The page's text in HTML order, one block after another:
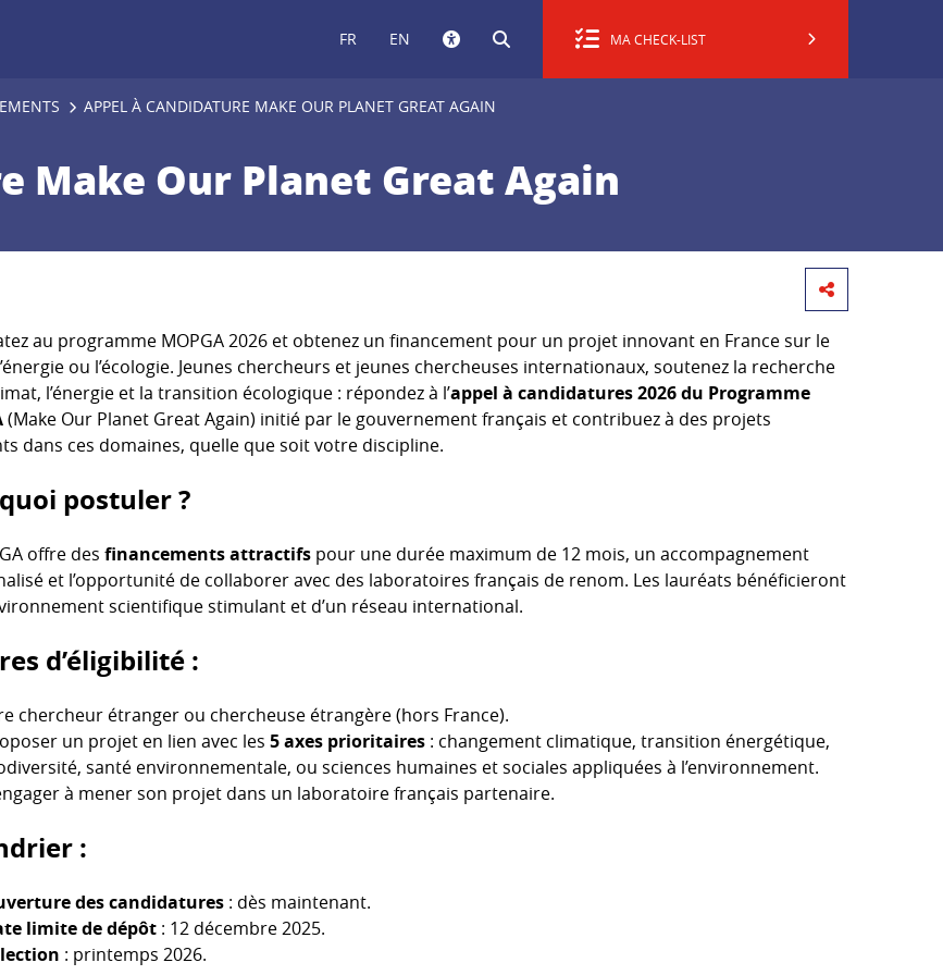
FR EN MA CHECK-LIST
APPEL À CANDIDATURE MAKE OUR PLANET GREAT AGAIN
Make Our Planet Great Again
au programme MOPGA 2026 et obtenez un financement pour un projet innovant en France sur le
ou l’écologie. Jeunes chercheurs et jeunes chercheuses internationaux, soutenez la recherche
l’énergie et la transition écologique : répondez à l’appel à candidatures 2026 du Programme
(Make Our Planet Great Again) initié par le gouvernement français et contribuez à des projets
dans ces domaines, quelle que soit votre discipline.
postuler ?
offre desfinancements attractifs pour une durée maximum de 12 mois, un accompagnement
et l’opportunité de collaborer avec des laboratoires français de renom. Les lauréats bénéficieront
scientifique stimulant et d’un réseau international.
d’éligibilité :
chercheur étranger ou chercheuse étrangère (hors France).
un projet en lien avec les5 axes prioritaires : changement climatique, transition énergétique,
santé environnementale, ou sciences humaines et sociales appliquées à l’environnement.
à mener son projet dans un laboratoire français partenaire.
:
des candidatures : dès maintenant.
limite de dépôt : 12 décembre 2025.
: printemps 2026.